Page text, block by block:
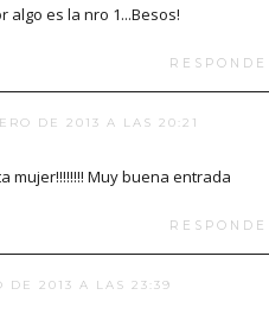
algo es la nro 1...Besos!
DE 2013 A LAS 20:21
mujer!!!!!!!! Muy buena entrada
DE 2013 A LAS 23:39